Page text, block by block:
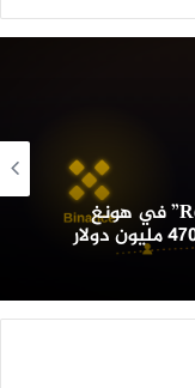
بينانس تقاضي مؤسسي “RedotPay” في هونغ